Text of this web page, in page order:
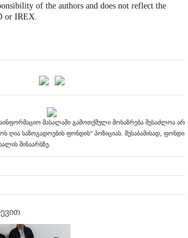
of the authors and does not reflect the
or IREX.
მასალაში გამოთქმული მოსაზრება შესაძლოა არ
ღია საზოგადოების ფონდის" პოზიციას. შესაბამისად, ფონდი
შინაარსზე.